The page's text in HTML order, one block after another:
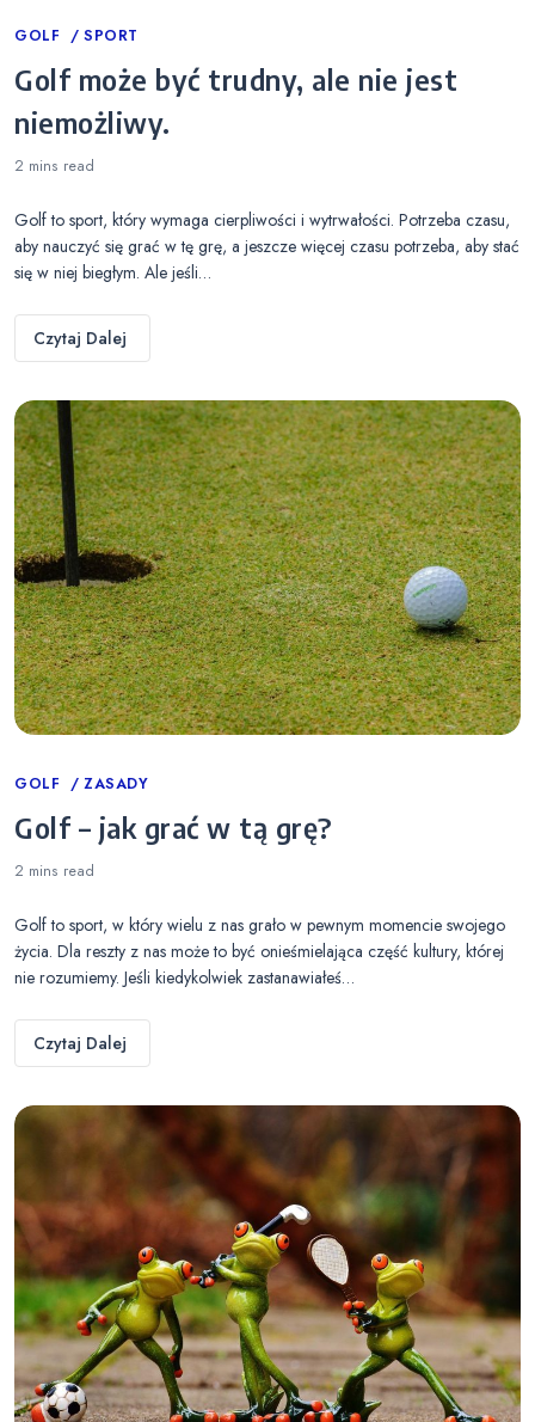
Categories
GOLF SPORT
Golf może być trudny, ale nie jest
niemożliwy.
2 mins read
Golf to sport, który wymaga cierpliwości i wytrwałości. Potrzeba czasu,
aby nauczyć się grać w tę grę, a jeszcze więcej czasu potrzeba, aby stać
się w niej biegłym. Ale jeśli…
Czytaj Dalej
Categories
GOLF ZASADY
Golf – jak grać w tą grę?
2 mins read
Golf to sport, w który wielu z nas grało w pewnym momencie swojego
życia. Dla reszty z nas może to być onieśmielająca część kultury, której
nie rozumiemy. Jeśli kiedykolwiek zastanawiałeś…
Czytaj Dalej